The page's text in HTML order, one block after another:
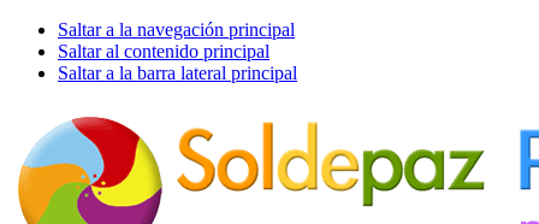
Saltar a la navegación principal
Saltar al contenido principal
Saltar a la barra lateral principal